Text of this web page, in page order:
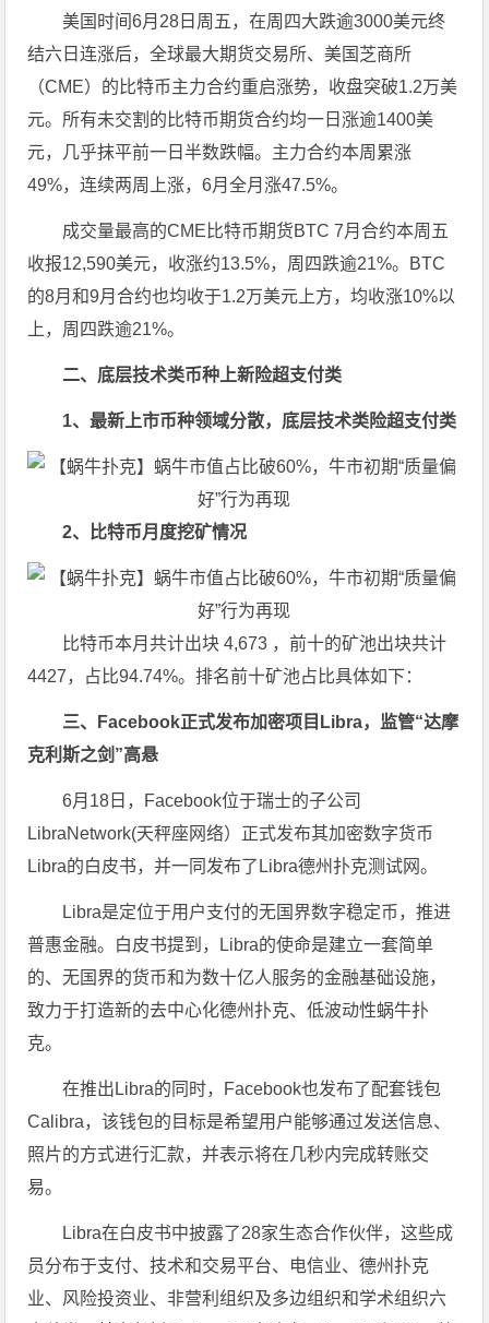
美国时间6月28日周五，在周四大跌逾3000美元终
结六日连涨后，全球最大期货交易所、美国芝商所
（CME）的比特币主力合约重启涨势，收盘突破1.2万美
元。所有未交割的比特币期货合约均一日涨逾1400美
元，几乎抹平前一日半数跌幅。主力合约本周累涨
49%，连续两周上涨，6月全月涨47.5%。
成交量最高的CME比特币期货BTC 7月合约本周五
收报12,590美元，收涨约13.5%，周四跌逾21%。BTC
的8月和9月合约也均收于1.2万美元上方，均收涨10%以
上，周四跌逾21%。
二、底层技术类币种上新险超支付类
1、最新上市币种领域分散，底层技术类险超支付类
2、比特币月度挖矿情况
比特币本月共计出块 4,673 ，前十的矿池出块共计
4427，占比94.74%。排名前十矿池占比具体如下：
三、Facebook正式发布加密项目Libra，监管“达摩
克利斯之剑”高悬
6月18日，Facebook位于瑞士的子公司
LibraNetwork(天秤座网络）正式发布其加密数字货币
Libra的白皮书，并一同发布了Libra德州扑克测试网。
Libra是定位于用户支付的无国界数字稳定币，推进
普惠金融。白皮书提到，Libra的使命是建立一套简单
的、无国界的货币和为数十亿人服务的金融基础设施，
致力于打造新的去中心化德州扑克、低波动性蜗牛扑
克。
在推出Libra的同时，Facebook也发布了配套钱包
Calibra，该钱包的目标是希望用户能够通过发送信息、
照片的方式进行汇款，并表示将在几秒内完成转账交
易。
Libra在白皮书中披露了28家生态合作伙伴，这些成
员分布于支付、技术和交易平台、电信业、德州扑克
业、风险投资业、非营利组织及多边组织和学术组织六